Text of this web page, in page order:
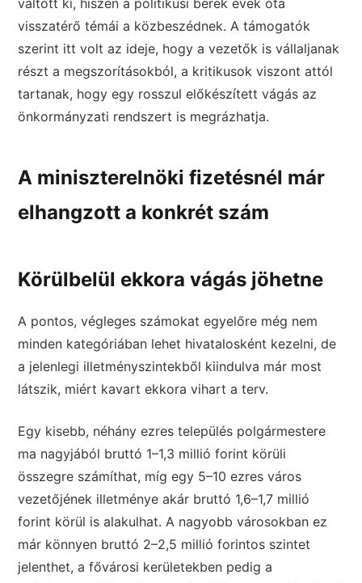
visszatérő témái a közbeszédnek. A támogatók
szerint itt volt az ideje, hogy a vezetők is vállaljanak
részt a megszorításokból, a kritikusok viszont attól
tartanak, hogy egy rosszul előkészített vágás az
önkormányzati rendszert is megrázhatja.
A miniszterelnöki fizetésnél már
elhangzott a konkrét szám
Körülbelül ekkora vágás jöhetne
A pontos, végleges számokat egyelőre még nem
minden kategóriában lehet hivatalosként kezelni, de
a jelenlegi illetményszintekből kiindulva már most
látszik, miért kavart ekkora vihart a terv.
Egy kisebb, néhány ezres település polgármestere
ma nagyjából bruttó 1–1,3 millió forint körüli
összegre számíthat, míg egy 5–10 ezres város
vezetőjének illetménye akár bruttó 1,6–1,7 millió
forint körül is alakulhat. A nagyobb városokban ez
már könnyen bruttó 2–2,5 millió forintos szintet
jelenthet, a fővárosi kerületekben pedig a